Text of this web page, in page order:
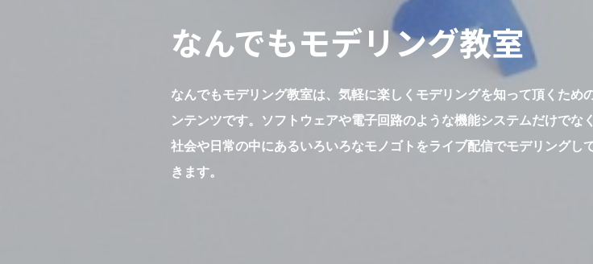
なんでもモデリング教室
なんでもモデリング教室は、気軽に楽しくモデリングを知って頂くため
ンテンツです。ソフトウェアや電子回路のような機能システムだけでなく
社会や日常の中にあるいろいろなモノゴトをライブ配信でモデリングし
きます。